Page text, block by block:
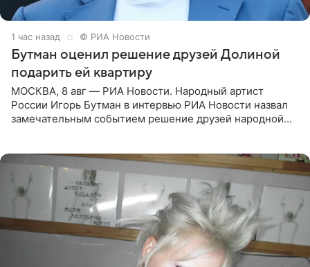
1 час назад © РИА Новости
Бутман оценил решение друзей Долиной
подарить ей квартиру
МОСКВА, 8 авг — РИА Новости. Народный артист
России Игорь Бутман в интервью РИА Новости назвал
замечательным событием решение друзей народной